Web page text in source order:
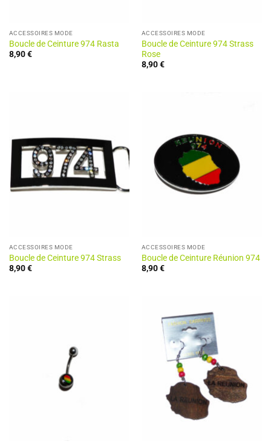
ACCESSOIRES MODE
Boucle de Ceinture 974 Rasta
8,90€
ACCESSOIRES MODE
Boucle de Ceinture 974 Strass
Rose
8,90€
ACCESSOIRES MODE
Boucle de Ceinture 974 Strass
8,90€
ACCESSOIRES MODE
Boucle de Ceinture Réunion 974
8,90€